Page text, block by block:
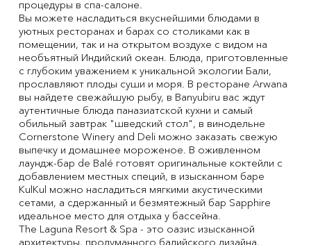
процедуры в спа-салоне.
Вы можете насладиться вкуснейшими блюдами в
уютных ресторанах и барах со столиками как в
помещении, так и на открытом воздухе с видом на
необъятный Индийский океан. Блюда, приготовленные
с глубоким уважением к уникальной экологии Бали,
прославляют плоды суши и моря. В ресторане Arwana
вы найдете свежайшую рыбу, в Banyubiru вас ждут
аутентичные блюда паназиатской кухни и самый
обильный завтрак "шведский стол", в винодельне
Cornerstone Winery and Deli можно заказать свежую
выпечку и домашнее мороженое. В оживленном
лаундж-бар de Balé готовят оригинальные коктейли с
добавлением местных специй, в изысканном баре
KulKul можно насладиться мягкими акустическими
сетами, а сдержанный и безмятежный бар Sapphire
идеальное место для отдыха у бассейна.
The Laguna Resort & Spa - это оазис изысканной
архитектуры, продуманного балийского дизайна,